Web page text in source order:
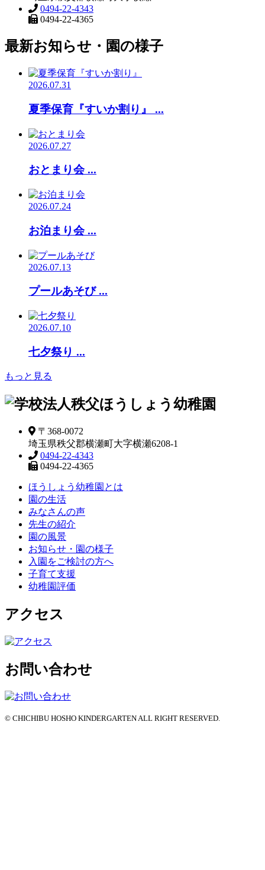
0494-22-4343
0494-22-4365
最新お知らせ・園の様子
2026.07.31
夏季保育『すいか割り』 ...
2026.07.27
おとまり会 ...
2026.07.24
お泊まり会 ...
2026.07.13
プールあそび ...
2026.07.10
七夕祭り ...
もっと見る
〒368-0072
埼玉県秩父郡横瀬町大字横瀬6208-1
0494-22-4343
0494-22-4365
ほうしょう幼稚園とは
園の生活
みなさんの声
先生の紹介
園の風景
お知らせ・園の様子
入園をご検討の方へ
子育て支援
幼稚園評価
アクセス
お問い合わせ
© CHICHIBU HOSHO KINDERGARTEN ALL RIGHT RESERVED.